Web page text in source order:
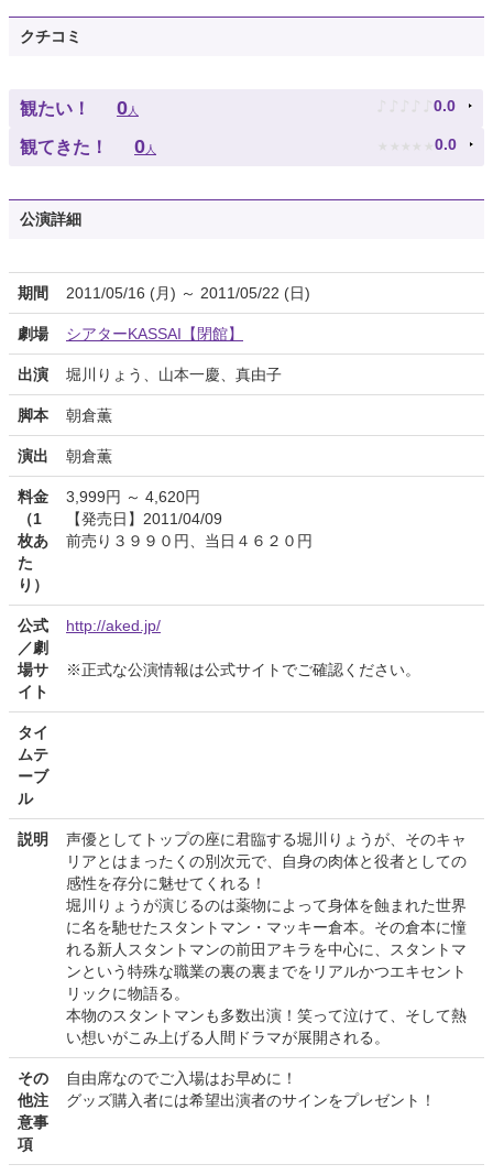
クチコミ
観たい！ 0人 ♪ ♪ ♪ ♪ ♪ 0.0
観てきた！ 0人 ★ ★ ★ ★ ★ 0.0
公演詳細
期間 2011/05/16 (月) ～ 2011/05/22 (日)
劇場 シアターKASSAI【閉館】
出演 堀川りょう、山本一慶、真由子
脚本 朝倉薫
演出 朝倉薫
料金
（1
枚あ
た
り）
3,999円 ～ 4,620円
【発売日】2011/04/09
前売り３９９０円、当日４６２０円
公式
／劇
場サ
イト
http://aked.jp/
※正式な公演情報は公式サイトでご確認ください。
タイ
ムテ
ーブ
ル
説明
声優としてトップの座に君臨する堀川りょうが、そのキャ
リアとはまったくの別次元で、自身の肉体と役者としての
感性を存分に魅せてくれる！
堀川りょうが演じるのは薬物によって身体を蝕まれた世界
に名を馳せたスタントマン・マッキー倉本。その倉本に憧
れる新人スタントマンの前田アキラを中心に、スタントマ
ンという特殊な職業の裏の裏までをリアルかつエキセント
リックに物語る。
本物のスタントマンも多数出演！笑って泣けて、そして熱
い想いがこみ上げる人間ドラマが展開される。
その
他注
意事
項
自由席なのでご入場はお早めに！
グッズ購入者には希望出演者のサインをプレゼント！